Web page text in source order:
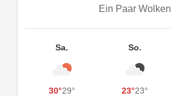
Ein Paar Wolken
Sa.
30°29°
So.
23°23°